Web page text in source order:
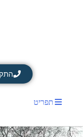
תפריט